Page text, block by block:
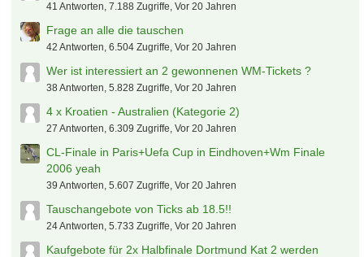
41 Antworten, 7.188 Zugriffe, Vor 20 Jahren
Frage an alle die tauschen
42 Antworten, 6.504 Zugriffe, Vor 20 Jahren
Wer ist interessiert an 2 gewonnenen WM-Tickets ?
38 Antworten, 5.828 Zugriffe, Vor 20 Jahren
4 x Kroatien - Australien (Kategorie 2)
27 Antworten, 6.309 Zugriffe, Vor 20 Jahren
CL-Finale in Paris+Uefa Cup in Eindhoven+Wm Finale
2006 yeah
39 Antworten, 5.607 Zugriffe, Vor 20 Jahren
Tauschangebote von Ticks ab 18.5!!
24 Antworten, 5.733 Zugriffe, Vor 20 Jahren
Kaufgebote für 2x Halbfinale Dortmund Kat 2 werden